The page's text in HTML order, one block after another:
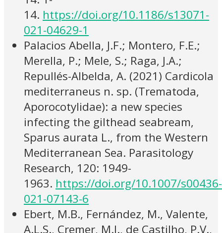
14. https://doi.org/10.1186/s13071-
021-04629-1
Palacios Abella, J.F.; Montero, F.E.;
Merella, P.; Mele, S.; Raga, J.A.;
Repullés-Albelda, A. (2021) Cardicola
mediterraneus n. sp. (Trematoda,
Aporocotylidae): a new species
infecting the gilthead seabream,
Sparus aurata L., from the Western
Mediterranean Sea. Parasitology
Research, 120: 1949-
1963. https://doi.org/10.1007/s00436-
021-07143-6
Ebert, M.B., Fernández, M., Valente,
A.L.S., Cremer, M.J., de Castilho, P.V.,